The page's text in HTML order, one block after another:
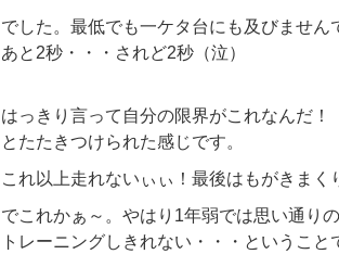
でした。最低でも一ケタ台にも及びません
あと2秒・・・されど2秒（泣）
はっきり言って自分の限界がこれなんだ！
とたたきつけられた感じです。
これ以上走れないぃぃ！最後はもがきまく
でこれかぁ～。やはり1年弱では思い通り
トレーニングしきれない・・・ということ